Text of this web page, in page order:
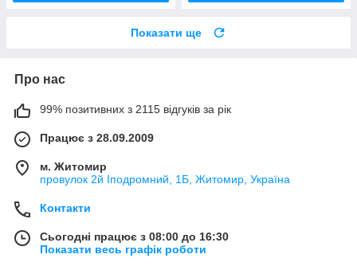
Показати ще
Про нас
99% позитивних з 2115 відгуків за рік
Працює з 28.09.2009
м. Житомир
провулок 2й Іподромний, 1Б, Житомир, Україна
Контакти
Сьогодні працює з 08:00 до 16:30
Показати весь графік роботи